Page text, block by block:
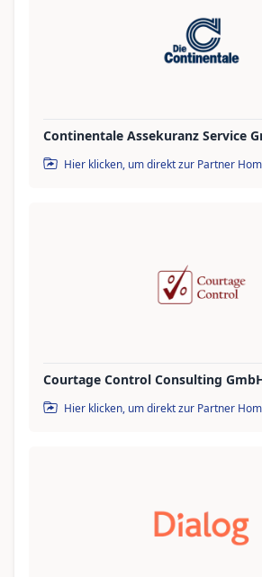
Continentale Assekuranz Service
Hier klicken, um direkt zur Partner
Courtage Control Consulting
Hier klicken, um direkt zur Partner